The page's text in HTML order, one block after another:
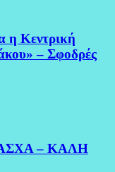
η Κεντρική
– Σφοδρές
– ΚΑΛΗ